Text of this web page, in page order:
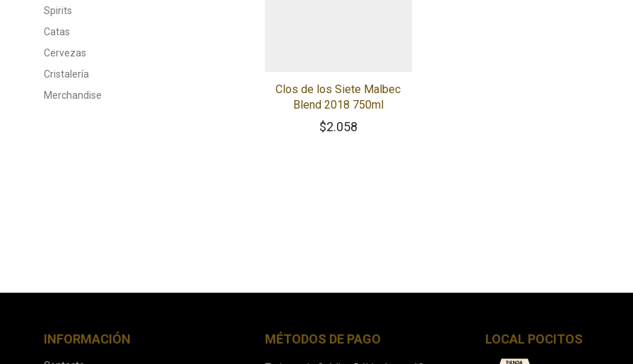
Spirits
Catas
Cervezas
Cristalería
Merchandise
Clos de los Siete Malbec
Blend 2018 750ml
$2.058
INFORMACIÓN MÉTODOS DE PAGO LOCAL POCITOS